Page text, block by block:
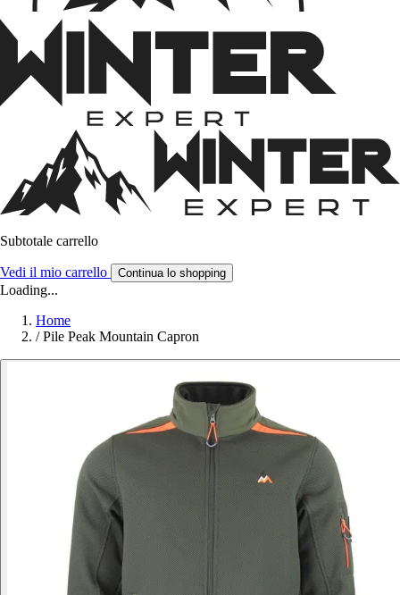
Subtotale carrello
Vedi il mio carrello Continua lo shopping
Loading...
Home
/ Pile Peak Mountain Capron